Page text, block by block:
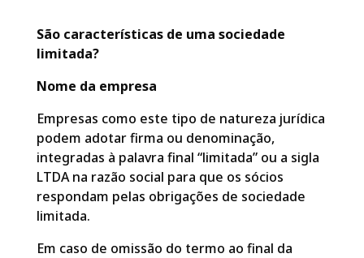
São características de uma sociedade
limitada?
Nome da empresa
Empresas como este tipo de natureza jurídica
podem adotar firma ou denominação,
integradas à palavra final “limitada” ou a sigla
LTDA na razão social para que os sócios
respondam pelas obrigações de sociedade
limitada.
Em caso de omissão do termo ao final da